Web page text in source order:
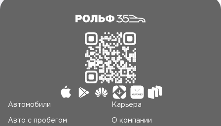
Автомобили
Авто c пробегом
Карьера
О компании